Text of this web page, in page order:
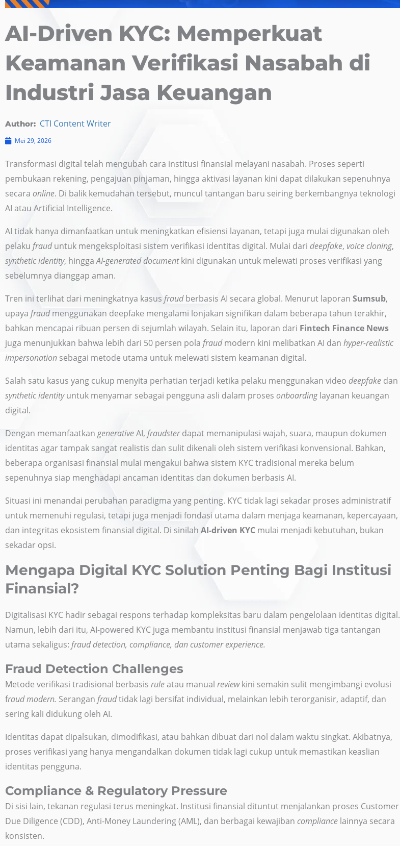
AI-Driven KYC: Memperkuat
Keamanan Verifikasi Nasabah di
Industri Jasa Keuangan
Author: CTI Content Writer
Mei 29, 2026
Transformasi digital telah mengubah cara institusi finansial melayani nasabah. Proses seperti
pembukaan rekening, pengajuan pinjaman, hingga aktivasi layanan kini dapat dilakukan sepenuhnya
secara online. Di balik kemudahan tersebut, muncul tantangan baru seiring berkembangnya teknologi
AI atau Artificial Intelligence.
AI tidak hanya dimanfaatkan untuk meningkatkan efisiensi layanan, tetapi juga mulai digunakan oleh
pelaku frauduntuk mengeksploitasi sistem verifikasi identitas digital. Mulai dari deepfake, voice cloning,
synthetic identity, hinggaAI-generated documentkini digunakan untuk melewati proses verifikasi yang
sebelumnya dianggap aman.
Tren ini terlihat dari meningkatnya kasus fraudberbasis AI secara global. Menurut laporan Sumsub,
upaya fraudmenggunakan deepfake mengalami lonjakan signifikan dalam beberapa tahun terakhir,
bahkan mencapai ribuan persen di sejumlah wilayah. Selain itu, laporan dari Fintech Finance News
juga menunjukkan bahwa lebih dari 50 persen pola fraudmodern kini melibatkan AI dan hyper-realistic
impersonation sebagai metode utama untuk melewati sistem keamanan digital.
Salah satu kasus yang cukup menyita perhatian terjadi ketika pelaku menggunakan video deepfake dan
syntheticidentityuntuk menyamar sebagai pengguna asli dalam proses onboardinglayanan keuangan
digital.
Dengan memanfaatkan generativeAI, fraudsterdapat memanipulasi wajah, suara, maupun dokumen
identitas agar tampak sangat realistis dan sulit dikenali oleh sistem verifikasi konvensional. Bahkan,
beberapa organisasi finansial mulai mengakui bahwa sistem KYC tradisional mereka belum
sepenuhnya siap menghadapi ancaman identitas dan dokumen berbasis AI.
Situasi ini menandai perubahan paradigma yang penting. KYC tidak lagi sekadar proses administratif
untuk memenuhi regulasi, tetapi juga menjadi fondasi utama dalam menjaga keamanan, kepercayaan,
dan integritas ekosistem finansial digital. Di sinilah AI-driven KYC mulai menjadi kebutuhan, bukan
sekadar opsi.
Mengapa Digital KYC Solution Penting Bagi Institusi
Finansial?
Digitalisasi KYC hadir sebagai respons terhadap kompleksitas baru dalam pengelolaan identitas digital.
Namun, lebih dari itu, AI-powered KYC juga membantu institusi finansial menjawab tiga tantangan
utama sekaligus: fraud detection, compliance, dan customer experience.
Fraud Detection Challenges
Metode verifikasi tradisional berbasis ruleatau manual reviewkini semakin sulit mengimbangi evolusi
fraud modern. Serangan fraudtidak lagi bersifat individual, melainkan lebih terorganisir, adaptif, dan
sering kali didukung oleh AI.
Identitas dapat dipalsukan, dimodifikasi, atau bahkan dibuat dari nol dalam waktu singkat. Akibatnya,
proses verifikasi yang hanya mengandalkan dokumen tidak lagi cukup untuk memastikan keaslian
identitas pengguna.
Compliance & Regulatory Pressure
Di sisi lain, tekanan regulasi terus meningkat. Institusi finansial dituntut menjalankan proses Customer
Due Diligence (CDD), Anti-Money Laundering (AML), dan berbagai kewajiban compliance lainnya secara
konsisten.